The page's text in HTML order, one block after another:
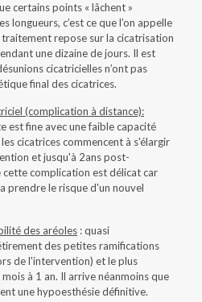
certains points « lâchent »
longueurs, c’est ce que l’on appelle
repose sur la cicatrisation
une dizaine de jours. Il est
cicatricielles n’ont pas
final des cicatrices.
(complication à distance):
est fine avec une faible capacité
cicatrices commencent à s'élargir
et jusqu'à 2ans post-
complication est délicat car
prendre le risque d'un nouvel
des aréoles : quasi
des petites ramifications
de l'intervention) et le plus
à 1 an. Il arrive néanmoins que
une hypoesthésie définitive.